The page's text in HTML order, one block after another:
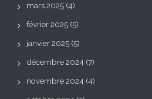
mars 2025 (4)
février 2025 (5)
janvier 2025 (5)
décembre 2024 (7)
novembre 2024 (4)